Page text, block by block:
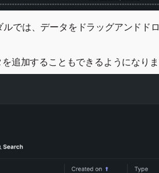
ルでは、データをドラッグアンドド
追加することもできるようになりま